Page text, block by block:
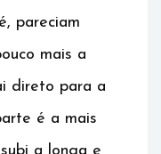
pareciam
mais a
direto para a
é a mais